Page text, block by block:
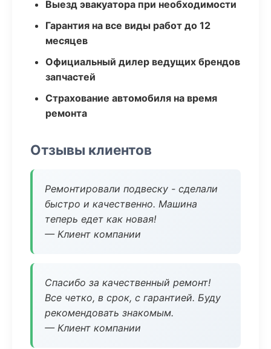
Выезд эвакуатора при необходимости
Гарантия на все виды работ до 12
месяцев
Официальный дилер ведущих брендов
запчастей
Страхование автомобиля на время
ремонта
Отзывы клиентов
Ремонтировали подвеску - сделали
быстро и качественно. Машина
теперь едет как новая!
— Клиент компании
Спасибо за качественный ремонт!
Все четко, в срок, с гарантией. Буду
рекомендовать знакомым.
— Клиент компании